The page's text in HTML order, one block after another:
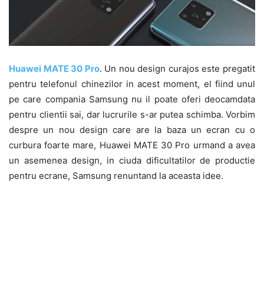
Huawei MATE 30 Pro. Un nou design curajos este pregatit
pentru telefonul chinezilor in acest moment, el fiind unul
pe care compania Samsung nu il poate oferi deocamdata
pentru clientii sai, dar lucrurile s-ar putea schimba. Vorbim
despre un nou design care are la baza un ecran cu o
curbura foarte mare, Huawei MATE 30 Pro urmand a avea
un asemenea design, in ciuda dificultatilor de productie
pentru ecrane, Samsung renuntand la aceasta idee.